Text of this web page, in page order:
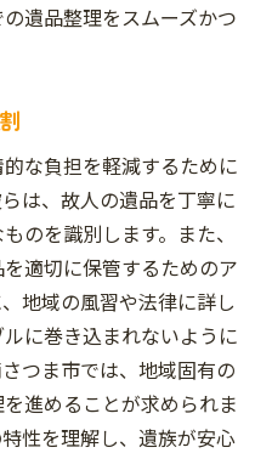
遺品整理をスムーズかつ
な負担を軽減するために
は、故人の遺品を丁寧に
のを識別します。また、
適切に保管するためのア
地域の風習や法律に詳し
に巻き込まれないように
つま市では、地域固有の
進めることが求められま
性を理解し、遺族が安心